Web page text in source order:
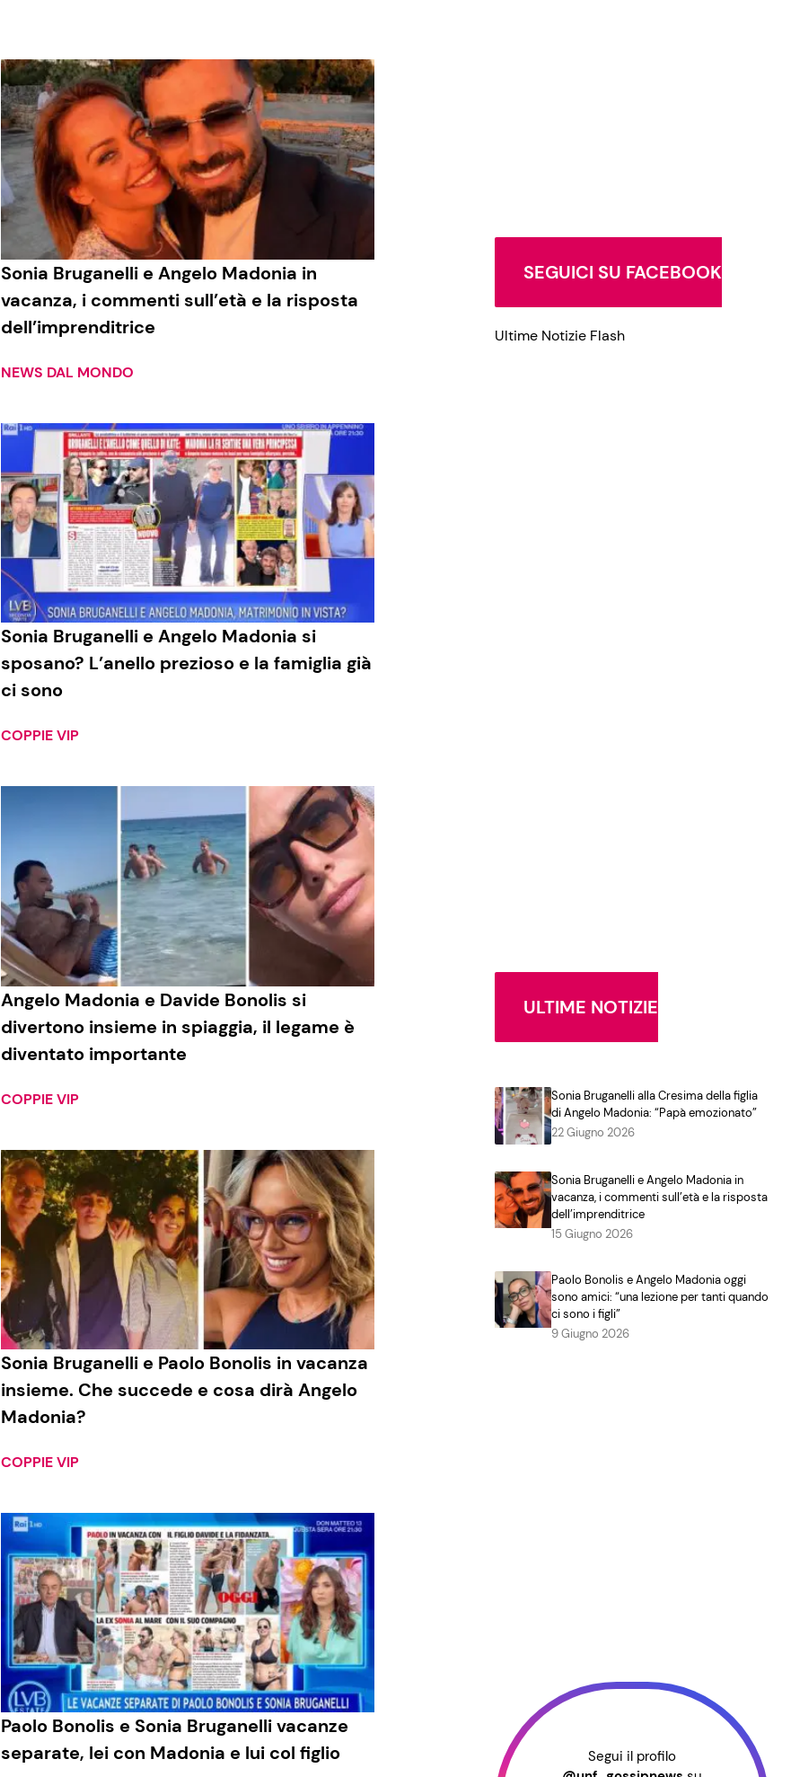
Cucina e Ricette
Consigli di Cucina
Dolci
Le Ricette in TV
Primi Piatti
Ricette Facili e Veloci
Ricette Feste
Ricette per Bambini
Sonia Bruganelli e Angelo Madonia in
vacanza, i commenti sull’età e la risposta
dell’imprenditrice
NEWS DAL MONDO
Sonia Bruganelli e Angelo Madonia si
sposano? L’anello prezioso e la famiglia già
ci sono
COPPIE VIP
Angelo Madonia e Davide Bonolis si
divertono insieme in spiaggia, il legame è
diventato importante
COPPIE VIP
Sonia Bruganelli e Paolo Bonolis in vacanza
insieme. Che succede e cosa dirà Angelo
Madonia?
COPPIE VIP
Paolo Bonolis e Sonia Bruganelli vacanze
separate, lei con Madonia e lui col figlio
SEGUICI SU FACEBOOK
Ultime Notizie Flash
ULTIME NOTIZIE
Sonia Bruganelli alla Cresima della figlia
di Angelo Madonia: “Papà emozionato”
22 Giugno 2026
Sonia Bruganelli e Angelo Madonia in
vacanza, i commenti sull’età e la risposta
dell’imprenditrice
15 Giugno 2026
Paolo Bonolis e Angelo Madonia oggi
sono amici: “una lezione per tanti quando
ci sono i figli”
9 Giugno 2026
Segui il profilo